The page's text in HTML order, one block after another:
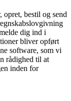
opret, bestil og send
dig ind i
bliver opført
software, som vi
rådighed til at
inden for